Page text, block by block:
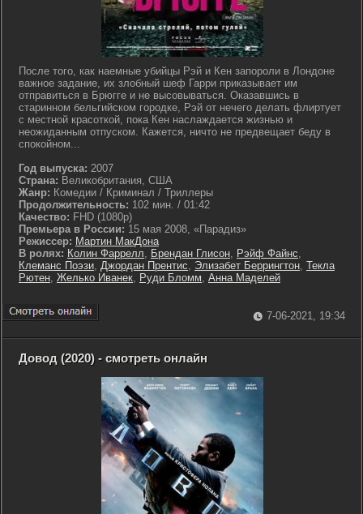
После того, как наемные убийцы Рэй и Кен запороли в Лондоне
важное задание, их злобный шеф Гарри приказывает им
отправиться в Брюгге и не высовываться. Оказавшись в
старинном бельгийском городке, Рэй от нечего делать флиртует
с местной красоткой, пока Кен наслаждается жизнью и
неожиданным отпуском. Кажется, ничто не предвещает беду в
спокойном...
Год выпуска: 2007
Страна: Великобритания, США
Жанр: Комедии / Криминал / Триллеры
Продолжительность: 102 мин. / 01:42
Качество: FHD (1080p)
Премьера в России: 15 мая 2008, «Парадиз»
Режиссер: Мартин МакДона
В ролях: Колин Фаррелл, Брендан Глисон, Рэйф Файнс,
Клеманс Поэзи, Джордан Прентис, Элизабет Беррингтон, Текла
Рютен, Желько Иванек, Руди Бломм, Анна Маделей
7-06-2021, 19:34
Довод (2020) - смотреть онлайн